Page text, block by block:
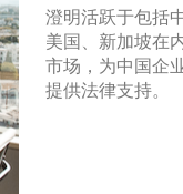
澄明活跃于包括
美国、新加坡在
市场，为中国企
提供法律支持。